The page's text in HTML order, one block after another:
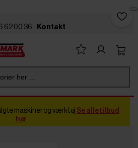
62 00 36 Kontakt
her ...
maskiner og værktøj Se alle tilbud
her